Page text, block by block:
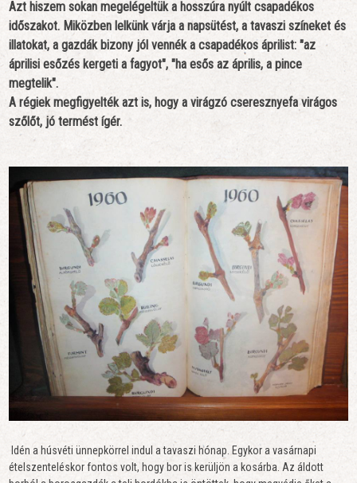
Azt hiszem sokan megelégeltük a hosszúra nyúlt csapadékos
időszakot. Miközben lelkünk várja a napsütést, a tavaszi színeket és
illatokat, a gazdák bizony jól vennék a csapadékos áprilist: "az
áprilisi esőzés kergeti a fagyot", "ha esős az április, a pince
megtelik".
A régiek megfigyelték azt is, hogy a virágzó cseresznyefa virágos
szőlőt, jó termést ígér.
Idén a húsvéti ünnepkörrel indul a tavaszi hónap. Egykor a vasárnapi
ételszenteléskor fontos volt, hogy bor is kerüljön a kosárba. Az áldott